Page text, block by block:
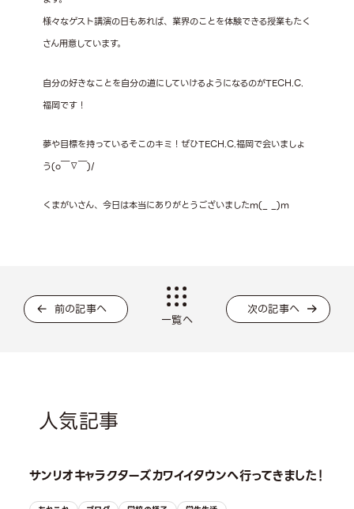
様々なゲスト講演の日もあれば、業界のことを体験できる授業もたく
さん用意しています。
自分の好きなことを自分の道にしていけるようになるのがTECH.C.
福岡です！
夢や目標を持っているそこのキミ！ぜひTECH.C.福岡で会いましょ
う(o￣∇￣)/
くまがいさん、今日は本当にありがとうございましたm(_ _)m
前の記事へ
一覧へ
次の記事へ
人気記事
サンリオキャラクターズカワイイタウンへ行ってきました！